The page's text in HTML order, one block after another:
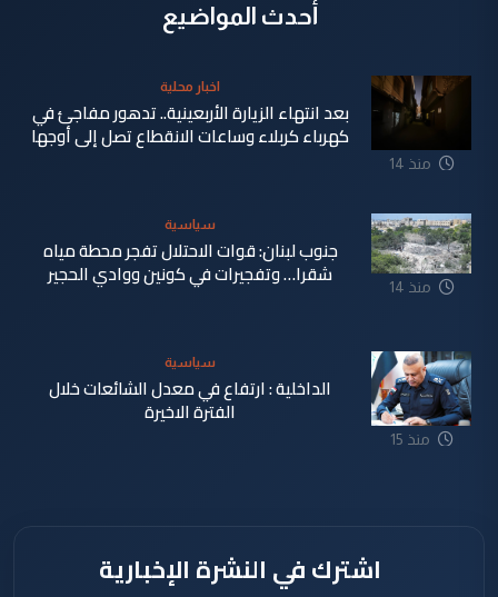
أحدث المواضيع
منذ 14
اخبار محلية
بعد انتهاء الزيارة الأربعينية.. تدهور مفاجئ في
كهرباء كربلاء وساعات الانقطاع تصل إلى أوجها
منذ 14
سياسية
جنوب لبنان: قوات الاحتلال تفجر محطة مياه
شقرا… وتفجيرات في كونين ووادي الحجير
منذ 15
سياسية
الداخلية : ارتفاع في معدل الشائعات خلال
الفترة الاخيرة
اشترك في النشرة الإخبارية